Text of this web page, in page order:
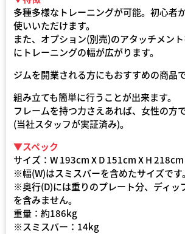
多種多様なトレーニングが可能。初心者
使いいただけます。
また、オプション(別売)のアタッチメン
にトレーニングの幅が広がります。
ジムを開業される方にもおすすめの商品で
組み立ても簡単に行うことが出来ます。
フレームを持つ力さえあれば、女性の方
(当社スタッフが実証済み)。
▼スペック
サイズ：W 193cm X D 151cm X H 218cm
※幅(W)はスミスバーを含めたサイズです。
※奥行(D)には重りのプレート分、ディッ
を含みません。
重量：約186kg
※スミスバー：14kg